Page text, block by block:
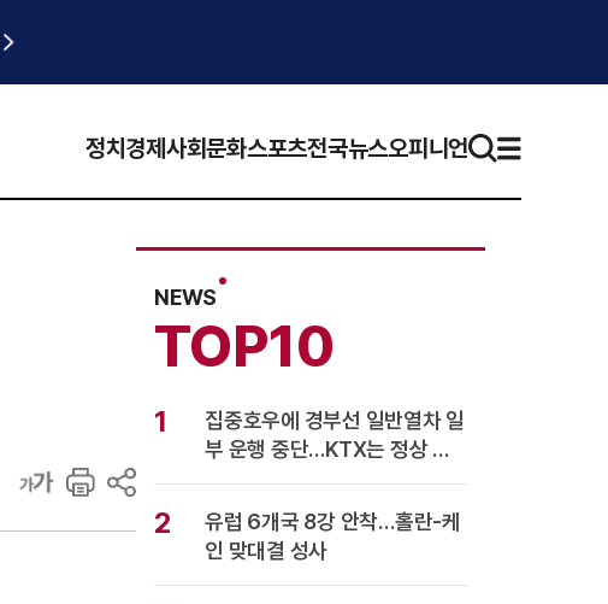
정치 경제사회문화스포츠전국뉴스오피니언
NEWS
TOP10
1
집중호우에 경부선 일반열차 일
부 운행 중단…KTX는 정상 운
행
2
유럽 6개국 8강 안착…홀란-케
인 맞대결 성사